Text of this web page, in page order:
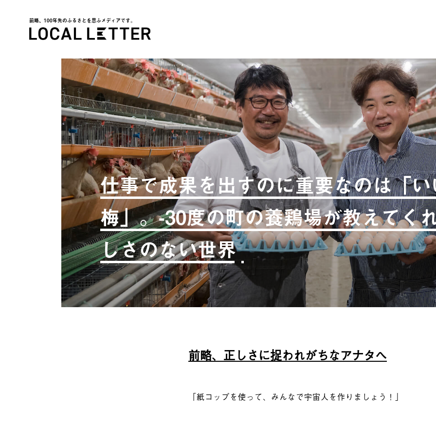
前略、100年先のふるさとを思ふメディアです。
仕事で成果を出すのに重要なのは「
梅」。-30度の町の養鶏場が教えてく
しさのない世界
前略、正しさに捉われがちなアナタへ
「紙コップを使って、みんなで宇宙人を作りましょう！」